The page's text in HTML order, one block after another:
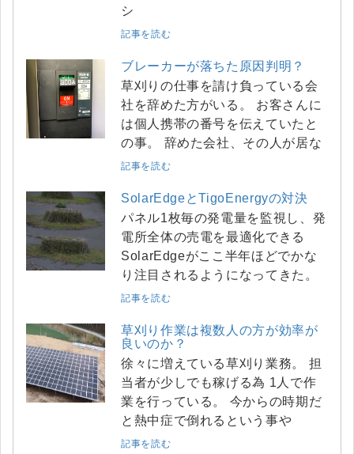
シ
記事を読む
ブレーカーが落ちた原因判明？
草刈りの仕事を請け負っている会
社を辞めた方がいる。 お客さんに
は個人携帯の番号を伝えていたと
の事。 辞めた会社、その人が居な
記事を読む
SolarEdgeとTigoEnergyの対決
パネル1枚毎の発電量を監視し、発
電所全体の売電を最適化できる
SolarEdgeがここ半年ほどでかな
り注目されるようになってきた。
記事を読む
草刈り作業は複数人の方が効率が
良いのか？
徐々に増えている草刈り業務。 担
当者が少しでも稼げる為 1人で作
業を行っている。 今からの時期だ
と熱中症で倒れるという事や
記事を読む